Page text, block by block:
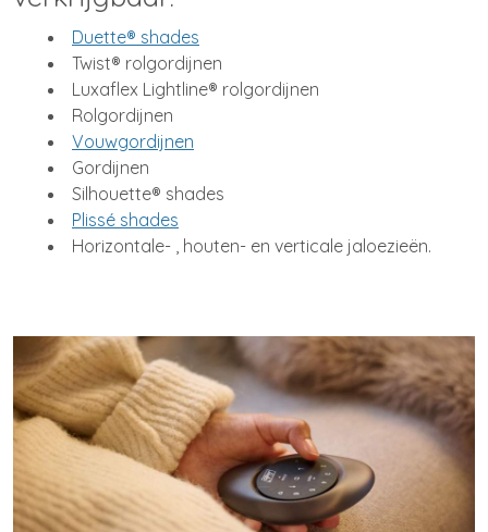
Duette® shades
Twist® rolgordijnen
Luxaflex Lightline® rolgordijnen
Rolgordijnen
Vouwgordijnen
Gordijnen
Silhouette® shades
Plissé shades
Horizontale- , houten- en verticale jaloezieën.